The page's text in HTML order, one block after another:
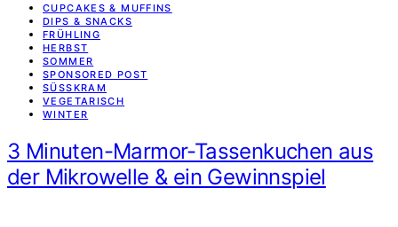
CUPCAKES & MUFFINS
DIPS & SNACKS
FRÜHLING
HERBST
SOMMER
SPONSORED POST
SÜSSKRAM
VEGETARISCH
WINTER
3 Minuten-Marmor-Tassenkuchen aus
der Mikrowelle & ein Gewinnspiel